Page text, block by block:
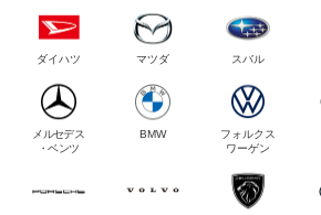
ダイハツ マツダ スバル
メルセデス
・ベンツ
BMW
フォルクス
ワーゲン